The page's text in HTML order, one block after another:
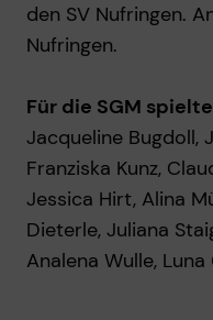
den SV Nufringen.
Nufringen.
Für die SGM
Jacqueline Bugdoll,
Franziska Kunz,
Jessica Hirt, Alina
Dieterle, Juliana
Analena Wulle,